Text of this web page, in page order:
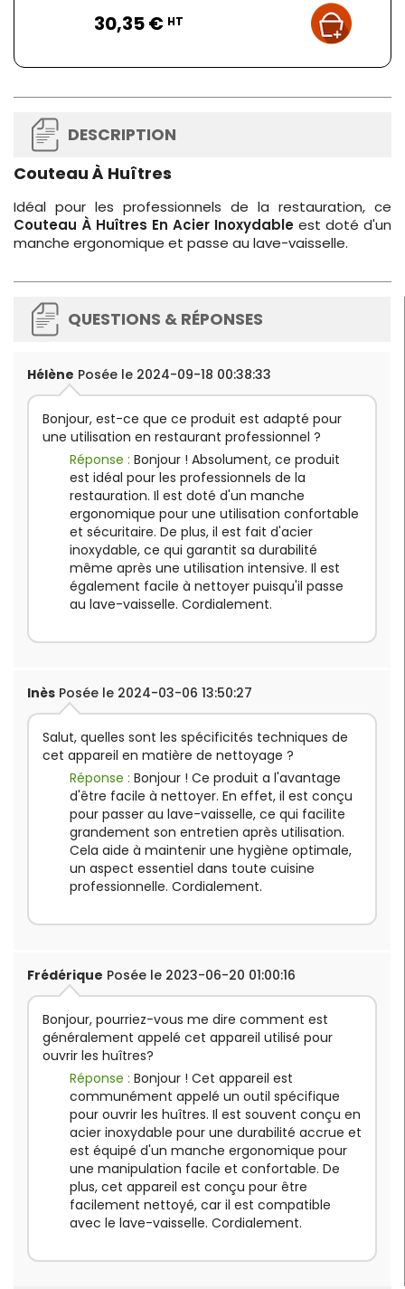
30,35 € HT
DESCRIPTION
Couteau À Huîtres
Idéal pour les professionnels de la restauration, ce
Couteau À Huîtres En Acier Inoxydable est doté d'un
manche ergonomique et passe au lave-vaisselle.
QUESTIONS & RÉPONSES
Hélène Posée le 2024-09-18 00:38:33
Bonjour, est-ce que ce produit est adapté pour
une utilisation en restaurant professionnel ?
Réponse : Bonjour ! Absolument, ce produit
est idéal pour les professionnels de la
restauration. Il est doté d'un manche
ergonomique pour une utilisation confortable
et sécuritaire. De plus, il est fait d'acier
inoxydable, ce qui garantit sa durabilité
même après une utilisation intensive. Il est
également facile à nettoyer puisqu'il passe
au lave-vaisselle. Cordialement.
Inès Posée le 2024-03-06 13:50:27
Salut, quelles sont les spécificités techniques de
cet appareil en matière de nettoyage ?
Réponse : Bonjour ! Ce produit a l'avantage
d'être facile à nettoyer. En effet, il est conçu
pour passer au lave-vaisselle, ce qui facilite
grandement son entretien après utilisation.
Cela aide à maintenir une hygiène optimale,
un aspect essentiel dans toute cuisine
professionnelle. Cordialement.
Frédérique Posée le 2023-06-20 01:00:16
Bonjour, pourriez-vous me dire comment est
généralement appelé cet appareil utilisé pour
ouvrir les huîtres?
Réponse : Bonjour ! Cet appareil est
communément appelé un outil spécifique
pour ouvrir les huîtres. Il est souvent conçu en
acier inoxydable pour une durabilité accrue et
est équipé d'un manche ergonomique pour
une manipulation facile et confortable. De
plus, cet appareil est conçu pour être
facilement nettoyé, car il est compatible
avec le lave-vaisselle. Cordialement.